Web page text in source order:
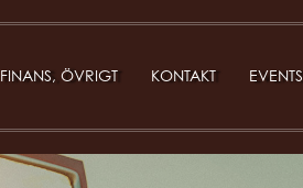
FINANS, ÖVRIGT KONTAKT EVENTS